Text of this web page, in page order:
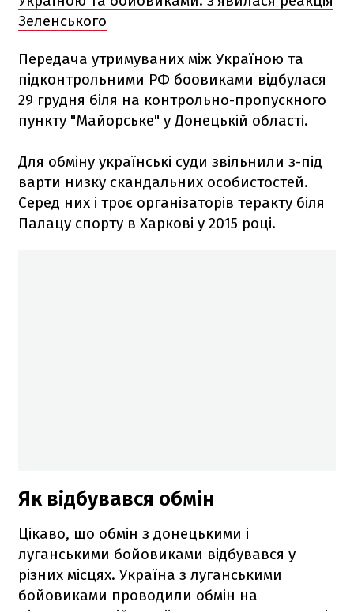
Зеленського
Передача утримуваних між Україною та
підконтрольними РФ боовиками відбулася
29 грудня біля на контрольно-пропускного
пункту "Майорське" у Донецькій області.
Для обміну українські суди звільнили з-під
варти низку скандальних особистостей.
Серед них і троє організаторів теракту біля
Палацу спорту в Харкові у 2015 році.
Як відбувався обмін
Цікаво, що обмін з донецькими і
луганськими бойовиками відбувався у
різних місцях. Україна з луганськими
бойовиками проводили обмін на